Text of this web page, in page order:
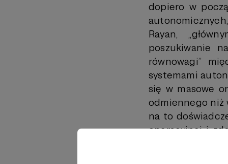
dopiero w
Rayan,
poszukiwanie
równowagi”
systemami
się w masowe
odmiennego niż
na to
operacyjnej i
gdzie jesteśmy